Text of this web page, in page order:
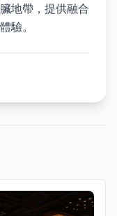
地帶，提供融合
驗。